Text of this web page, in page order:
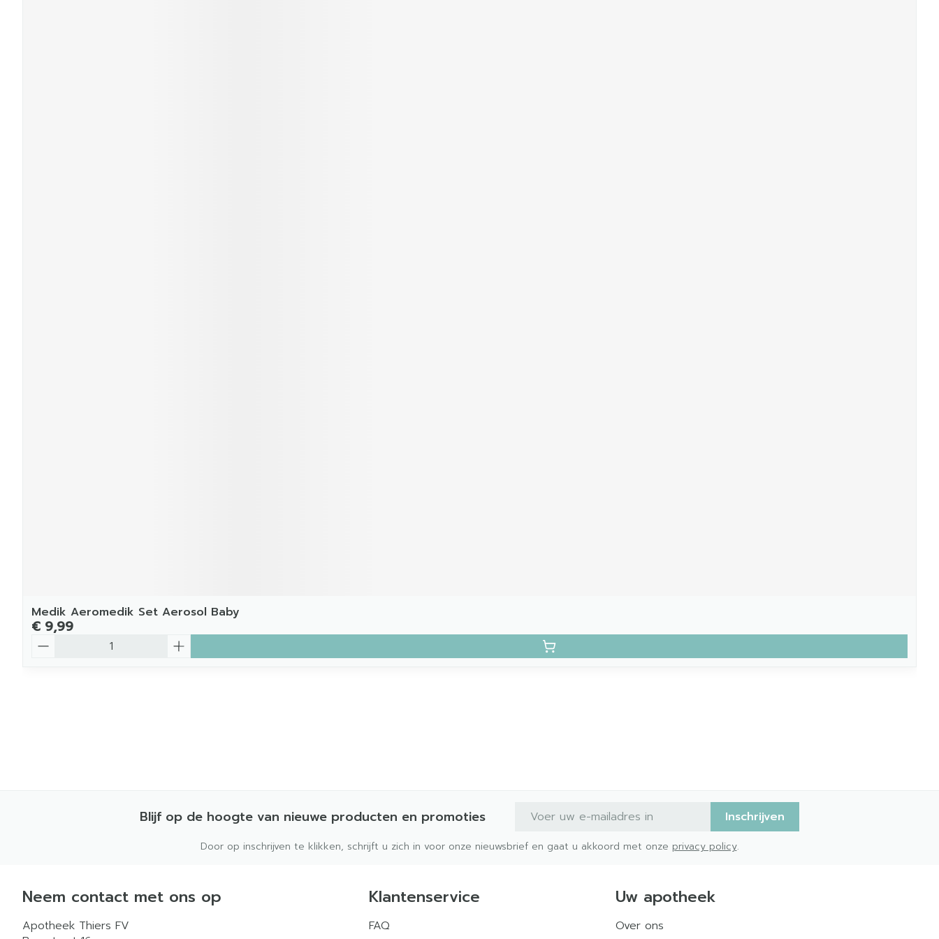
Medik Aeromedik Set Aerosol Baby
€ 9,99
Blijf op de hoogte van nieuwe producten en promoties E-mail adres Inschrijven
Door op inschrijven te klikken, schrijft u zich in voor onze nieuwsbrief en gaat u akkoord met onze privacy policy.
Neem contact met ons op
Apotheek Thiers FV
Klantenservice
FAQ
Uw apotheek
Over ons